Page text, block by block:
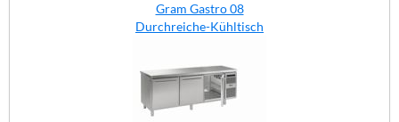
Gram Gastro 08
Durchreiche-Kühltisch